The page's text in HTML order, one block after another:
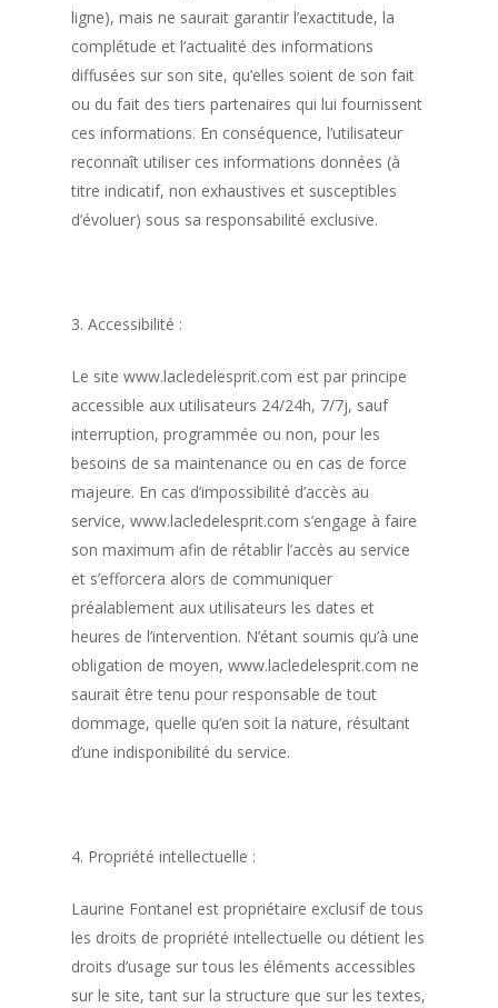
ligne), mais ne saurait garantir l’exactitude, la
complétude et l’actualité des informations
diffusées sur son site, qu’elles soient de son fait
ou du fait des tiers partenaires qui lui fournissent
ces informations. En conséquence, l’utilisateur
reconnaît utiliser ces informations données (à
titre indicatif, non exhaustives et susceptibles
d’évoluer) sous sa responsabilité exclusive.
3. Accessibilité :
Le site www.lacledelesprit.com est par principe
accessible aux utilisateurs 24/24h, 7/7j, sauf
interruption, programmée ou non, pour les
besoins de sa maintenance ou en cas de force
majeure. En cas d’impossibilité d’accès au
service, www.lacledelesprit.com s’engage à faire
son maximum afin de rétablir l’accès au service
et s’efforcera alors de communiquer
préalablement aux utilisateurs les dates et
heures de l’intervention. N’étant soumis qu’à une
obligation de moyen, www.lacledelesprit.com ne
saurait être tenu pour responsable de tout
dommage, quelle qu’en soit la nature, résultant
d’une indisponibilité du service.
4. Propriété intellectuelle :
Laurine Fontanel est propriétaire exclusif de tous
les droits de propriété intellectuelle ou détient les
droits d’usage sur tous les éléments accessibles
sur le site, tant sur la structure que sur les textes,